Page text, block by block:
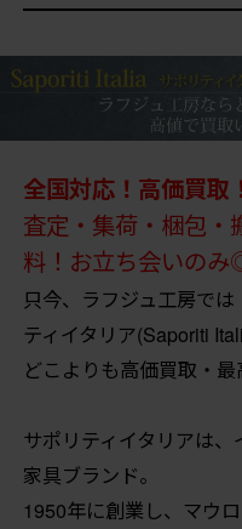
全国対応！高価買取
査定・集荷・梱包・
料！お立ち会いの
只今、ラフジュ工房では
ティイタリア(Saporiti
どこよりも高価買取・
サポリティイタリアは
家具ブランド。
1950年に創業し、マウ